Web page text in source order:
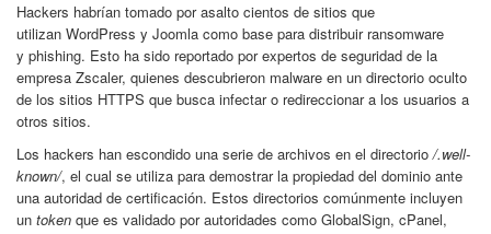
Hackers habrían tomado por asalto cientos de sitios que
utilizan WordPress y Joomla como base para distribuir ransomware
y phishing. Esto ha sido reportado por expertos de seguridad de la
empresa Zscaler, quienes descubrieron malware en un directorio oculto
de los sitios HTTPS que busca infectar o redireccionar a los usuarios a
otros sitios.
Los hackers han escondido una serie de archivos en el directorio/.well-
known/, el cual se utiliza para demostrar la propiedad del dominio ante
una autoridad de certificación. Estos directorios comúnmente incluyen
un token que es validado por autoridades como GlobalSign, cPanel,